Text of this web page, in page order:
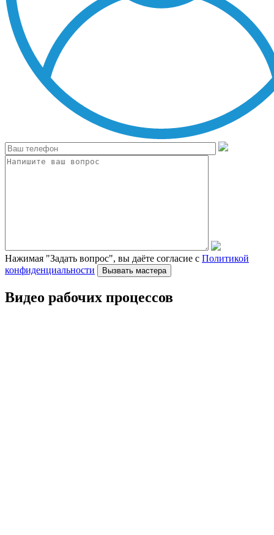
Нажимая "Задать вопрос", вы даёте согласие с Политикой
конфиденциальности
Видео рабочих процессов